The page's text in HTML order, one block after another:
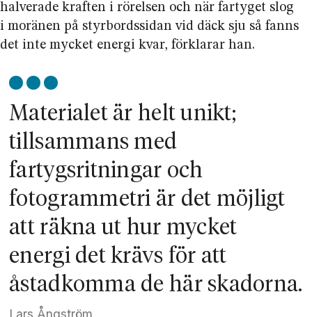
halverade kraften i rörelsen och när fartyget slog
i moränen på styrbordssidan vid däck sju så fanns
det inte mycket energi kvar, förklarar han.
Materialet är helt unikt;
tillsammans med
fartygsritningar och
fotogrammetri är det möjligt
att räkna ut hur mycket
energi det krävs för att
åstadkomma de här skadorna.
Lars Ångström